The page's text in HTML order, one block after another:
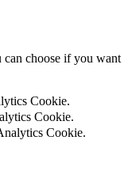
can choose if you want
Cookie.
Cookie.
Cookie.